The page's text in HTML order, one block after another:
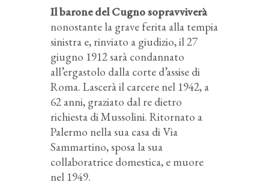
Il barone del Cugno sopravviverà
nonostante la grave ferita alla tempia
sinistra e, rinviato a giudizio, il 27
giugno 1912 sarà condannato
all’ergastolo dalla corte d’assise di
Roma. Lascerà il carcere nel 1942, a
62 anni, graziato dal re dietro
richiesta di Mussolini. Ritornato a
Palermo nella sua casa di Via
Sammartino, sposa la sua
collaboratrice domestica, e muore
nel 1949.